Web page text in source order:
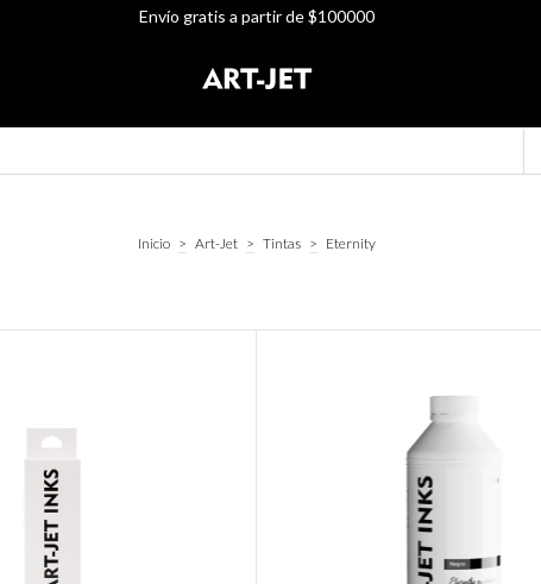
Envío gratis a partir de $100000
Inicio > Art-Jet > Tintas > Eternity